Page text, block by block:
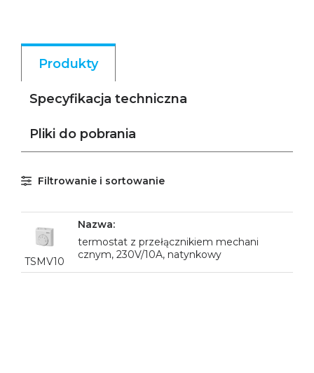
Produkty
Specyfikacja techniczna
Pliki do pobrania
Filtrowanie i sortowanie
TSMV10
termostat z przełącznikiem mechani
cznym, 230V/10A, natynkowy